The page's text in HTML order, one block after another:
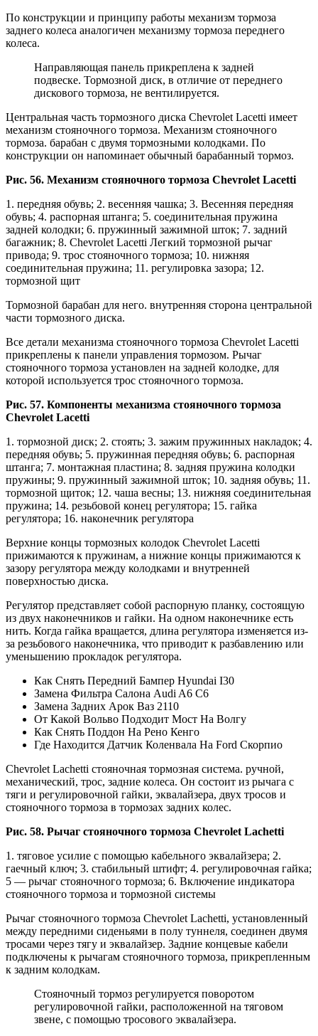
По конструкции и принципу работы механизм тормоза
заднего колеса аналогичен механизму тормоза переднего
колеса.
Направляющая панель прикреплена к задней
подвеске. Тормозной диск, в отличие от переднего
дискового тормоза, не вентилируется.
Центральная часть тормозного диска Chevrolet Lacetti имеет
механизм стояночного тормоза. Механизм стояночного
тормоза. барабан с двумя тормозными колодками. По
конструкции он напоминает обычный барабанный тормоз.
Рис. 56. Механизм стояночного тормоза Chevrolet Lacetti
1. передняя обувь; 2. весенняя чашка; 3. Весенняя передняя
обувь; 4. распорная штанга; 5. соединительная пружина
задней колодки; 6. пружинный зажимной шток; 7. задний
багажник; 8. Chevrolet Lacetti Легкий тормозной рычаг
привода; 9. трос стояночного тормоза; 10. нижняя
соединительная пружина; 11. регулировка зазора; 12.
тормозной щит
Тормозной барабан для него. внутренняя сторона центральной
части тормозного диска.
Все детали механизма стояночного тормоза Chevrolet Lacetti
прикреплены к панели управления тормозом. Рычаг
стояночного тормоза установлен на задней колодке, для
которой используется трос стояночного тормоза.
Рис. 57. Компоненты механизма стояночного тормоза
Chevrolet Lacetti
1. тормозной диск; 2. стоять; 3. зажим пружинных накладок; 4.
передняя обувь; 5. пружинная передняя обувь; 6. распорная
штанга; 7. монтажная пластина; 8. задняя пружина колодки
пружины; 9. пружинный зажимной шток; 10. задняя обувь; 11.
тормозной щиток; 12. чаша весны; 13. нижняя соединительная
пружина; 14. резьбовой конец регулятора; 15. гайка
регулятора; 16. наконечник регулятора
Верхние концы тормозных колодок Chevrolet Lacetti
прижимаются к пружинам, а нижние концы прижимаются к
зазору регулятора между колодками и внутренней
поверхностью диска.
Регулятор представляет собой распорную планку, состоящую
из двух наконечников и гайки. На одном наконечнике есть
нить. Когда гайка вращается, длина регулятора изменяется из-
за резьбового наконечника, что приводит к разбавлению или
уменьшению прокладок регулятора.
Как Снять Передний Бампер Hyundai I30
Замена Фильтра Салона Audi A6 C6
Замена Задних Арок Ваз 2110
От Какой Вольво Подходит Мост На Волгу
Как Снять Поддон На Рено Кенго
Где Находится Датчик Коленвала На Ford Скорпио
Chevrolet Lachetti стояночная тормозная система. ручной,
механический, трос, задние колеса. Он состоит из рычага с
тяги и регулировочной гайки, эквалайзера, двух тросов и
стояночного тормоза в тормозах задних колес.
Рис. 58. Рычаг стояночного тормоза Chevrolet Lachetti
1. тяговое усилие с помощью кабельного эквалайзера; 2.
гаечный ключ; 3. стабильный штифт; 4. регулировочная гайка;
5 — рычаг стояночного тормоза; 6. Включение индикатора
стояночного тормоза и тормозной системы
Рычаг стояночного тормоза Chevrolet Lachetti, установленный
между передними сиденьями в полу туннеля, соединен двумя
тросами через тягу и эквалайзер. Задние концевые кабели
подключены к рычагам стояночного тормоза, прикрепленным
к задним колодкам.
Стояночный тормоз регулируется поворотом
регулировочной гайки, расположенной на тяговом
звене, с помощью тросового эквалайзера.